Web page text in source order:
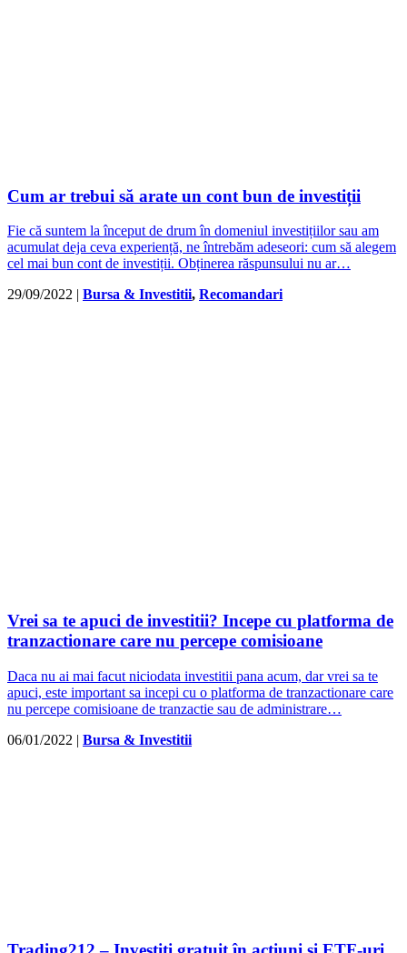
Cum ar trebui să arate un cont bun de investiții
Fie că suntem la început de drum în domeniul investițiilor sau am
acumulat deja ceva experiență, ne întrebăm adeseori: cum să alegem
cel mai bun cont de investiții. Obținerea răspunsului nu ar…
29/09/2022
Bursa & Investitii, Recomandari
Vrei sa te apuci de investitii? Incepe cu platforma de
tranzactionare care nu percepe comisioane
Daca nu ai mai facut niciodata investitii pana acum, dar vrei sa te
apuci, este important sa incepi cu o platforma de tranzactionare care
nu percepe comisioane de tranzactie sau de administrare…
06/01/2022 | Bursa & Investitii